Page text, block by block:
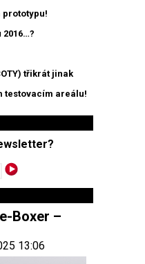
prototypu!
třikrát jinak
testovacím areálu!
Boxer –
13:06